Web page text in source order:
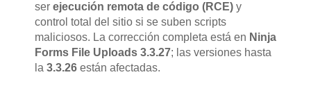
ser ejecución remota de código (RCE)y
control total del sitio si se suben scripts
maliciosos. La corrección completa está en Ninja
Forms File Uploads 3.3.27; las versiones hasta
la 3.3.26están afectadas.